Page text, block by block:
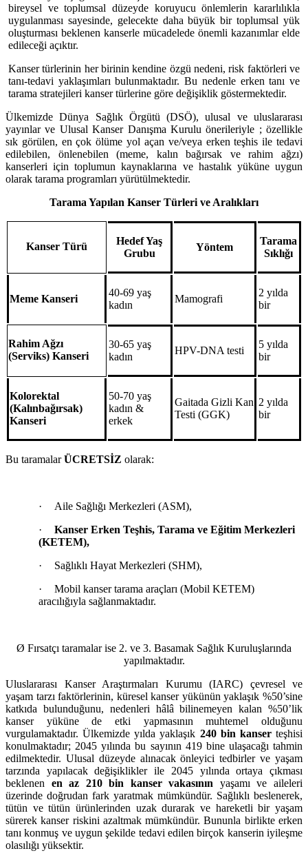
bireysel ve toplumsal düzeyde koruyucu önlemlerin kararlılıkla
uygulanması sayesinde, gelecekte daha büyük bir toplumsal yük
oluşturması beklenen kanserle mücadelede önemli kazanımlar elde
edileceği açıktır.
Kanser türlerinin her birinin kendine özgü nedeni, risk faktörleri ve
tanı-tedavi yaklaşımları bulunmaktadır. Bu nedenle erken tanı ve
tarama stratejileri kanser türlerine göre değişiklik göstermektedir.
Ülkemizde Dünya Sağlık Örgütü (DSÖ), ulusal ve uluslararası
yayınlar ve Ulusal Kanser Danışma Kurulu önerileriyle ; özellikle
sık görülen, en çok ölüme yol açan ve/veya erken teşhis ile tedavi
edilebilen, önlenebilen (meme, kalın bağırsak ve rahim ağzı)
kanserleri için toplumun kaynaklarına ve hastalık yüküne uygun
olarak tarama programları yürütülmektedir.
Tarama Yapılan Kanser Türleri ve Aralıkları
Kanser Türü
Hedef Yaş
Grubu
Yöntem
Tarama
Sıklığı
Meme Kanseri
40-69 yaş
kadın
Mamografi
2 yılda
bir
Rahim Ağzı
(Serviks) Kanseri
30-65 yaş
kadın
HPV-DNA testi
5 yılda
bir
Kolorektal
(Kalınbağırsak)
Kanseri
50-70 yaş
kadın &
erkek
Gaitada Gizli Kan
Testi (GGK)
2 yılda
bir
Bu taramalarÜCRETSİZ olarak:
·
Aile Sağlığı Merkezleri (ASM),
·
Kanser Erken Teşhis, Tarama ve Eğitim Merkezleri
(KETEM),
·
Sağlıklı Hayat Merkezleri (SHM),
·
Mobil kanser tarama araçları (Mobil KETEM)
aracılığıyla sağlanmaktadır.
Ø Fırsatçı taramalar ise 2. ve 3. Basamak Sağlık Kuruluşlarında
yapılmaktadır.
Uluslararası Kanser Araştırmaları Kurumu (IARC) çevresel ve
yaşam tarzı faktörlerinin, küresel kanser yükünün yaklaşık %50’sine
katkıda bulunduğunu, nedenleri hâlâ bilinemeyen kalan %50’lik
kanser yüküne de etki yapmasının muhtemel olduğunu
vurgulamaktadır. Ülkemizde yılda yaklaşık 240 bin kanserteşhisi
konulmaktadır; 2045 yılında bu sayının 419 bine ulaşacağı tahmin
edilmektedir. Ulusal düzeyde alınacak önleyici tedbirler ve yaşam
tarzında yapılacak değişiklikler ile 2045 yılında ortaya çıkması
beklenen en az 210 bin kanser vakasının yaşamı ve aileleri
üzerinde doğrudan fark yaratmak mümkündür. Sağlıklı beslenerek,
tütün ve tütün ürünlerinden uzak durarak ve hareketli bir yaşam
sürerek kanser riskini azaltmak mümkündür. Bununla birlikte erken
tanı konmuş ve uygun şekilde tedavi edilen birçok kanserin iyileşme
olasılığı yüksektir.